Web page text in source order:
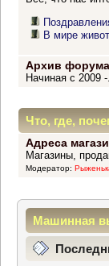
В мире
Архив форума
Начиная с 2009
Что, где,
Адреса
Магазины,
Модератор:
Машинная